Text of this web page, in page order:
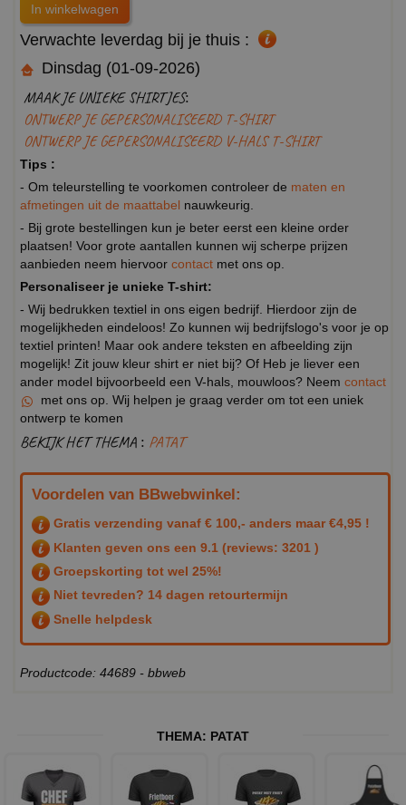
Verwachte leverdag bij je thuis :
Dinsdag (01-09-2026)
MAAK JE UNIEKE SHIRTJES:
ONTWERP JE GEPERSONALISEERD T-SHIRT
ONTWERP JE GEPERSONALISEERD V-HALS T-SHIRT
Tips :
- Om teleurstelling te voorkomen controleer de maten en
afmetingen uit de maattabel nauwkeurig.
- Bij grote bestellingen kun je beter eerst een kleine order
plaatsen! Voor grote aantallen kunnen wij scherpe prijzen
aanbieden neem hiervoor contact met ons op.
Personaliseer je unieke T-shirt:
- Wij bedrukken textiel in ons eigen bedrijf. Hierdoor zijn de
mogelijkheden eindeloos! Zo kunnen wij bedrijfslogo's voor je op
textiel printen! Maar ook andere teksten en afbeelding zijn
mogelijk! Zit jouw kleur shirt er niet bij? Of Heb je liever een
ander model bijvoorbeeld een V-hals, mouwloos? Neem contact
met ons op. Wij helpen je graag verder om tot een uniek
ontwerp te komen
BEKIJK HET THEMA : PATAT
Voordelen van BBwebwinkel:
Gratis verzending vanaf € 100,- anders maar €4,95 !
Klanten geven ons een 9.1 (reviews: 3201 )
Groepskorting tot wel 25%!
Niet tevreden? 14 dagen retourtermijn
Snelle helpdesk
Productcode: 44689 - bbweb
THEMA: PATAT